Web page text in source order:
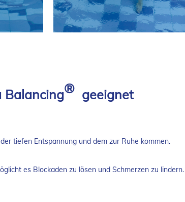
Balancing® geeignet
tiefen Entspannung und dem zur Ruhe kommen.
es Blockaden zu lösen und Schmerzen zu